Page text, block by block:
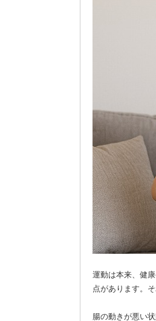
運動は本来、健
点があります。
腸の動きが悪い状